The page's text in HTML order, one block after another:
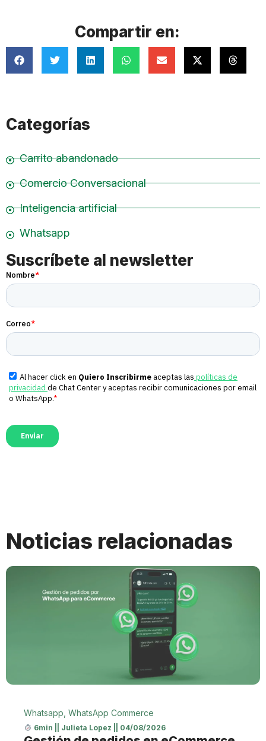
Compartir en:
Categorías
Carrito abandonado
Comercio Conversacional
Inteligencia artificial
Whatsapp
Suscríbete al newsletter
Noticias relacionadas
Whatsapp WhatsApp Commerce
6min Julieta Lopez 04/08/2026